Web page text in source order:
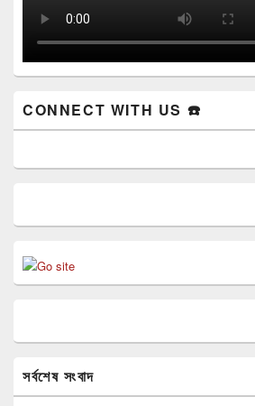
CONNECT WITH US ☎️
সর্বশেষ সংবাদ